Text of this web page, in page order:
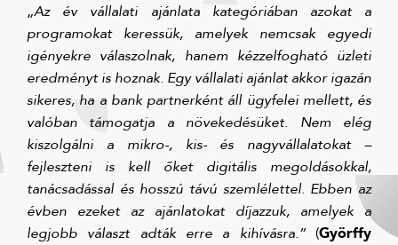
„Az év vállalati ajánlata kategóriában azokat a
programokat keressük, amelyek nemcsak egyedi
igényekre válaszolnak, hanem kézzelfogható üzleti
eredményt is hoznak. Egy vállalati ajánlat akkor igazán
sikeres, ha a bank partnerként áll ügyfelei mellett, és
valóban támogatja a növekedésüket. Nem elég
kiszolgálni a mikro-, kis- és nagyvállalatokat –
fejleszteni is kell őket digitális megoldásokkal,
tanácsadással és hosszú távú szemlélettel. Ebben az
évben ezeket az ajánlatokat díjazzuk, amelyek a
legjobb választ adták erre a kihívásra.”(Györffy